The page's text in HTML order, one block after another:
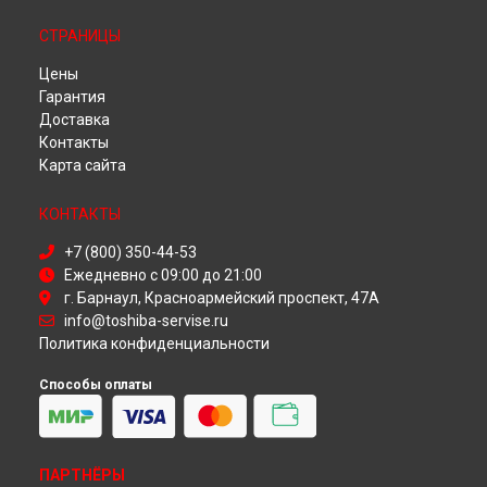
Диагностика телевизора Toshiba в
Диагностика телевизора Toshiba в
Диагностика телевизора Toshiba в
Диагностика телевизора Toshiba в
Диагностика телевизора Toshiba в
Диагностика телевизора Toshiba в
СТРАНИЦЫ
Цены
Гарантия
Доставка
Контакты
Карта сайта
КОНТАКТЫ
+7 (800) 350-44-53
Ежедневно с 09:00 до 21:00
г. Барнаул, Красноармейский проспект, 47А
info@toshiba-servise.ru
Политика конфиденциальности
Способы оплаты
ПАРТНЁРЫ